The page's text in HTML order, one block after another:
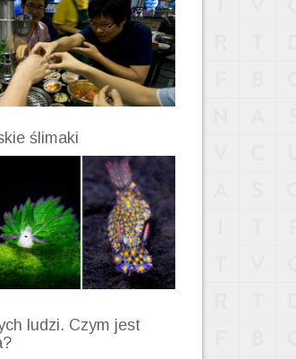
ślimaki
ludzi. Czym jest